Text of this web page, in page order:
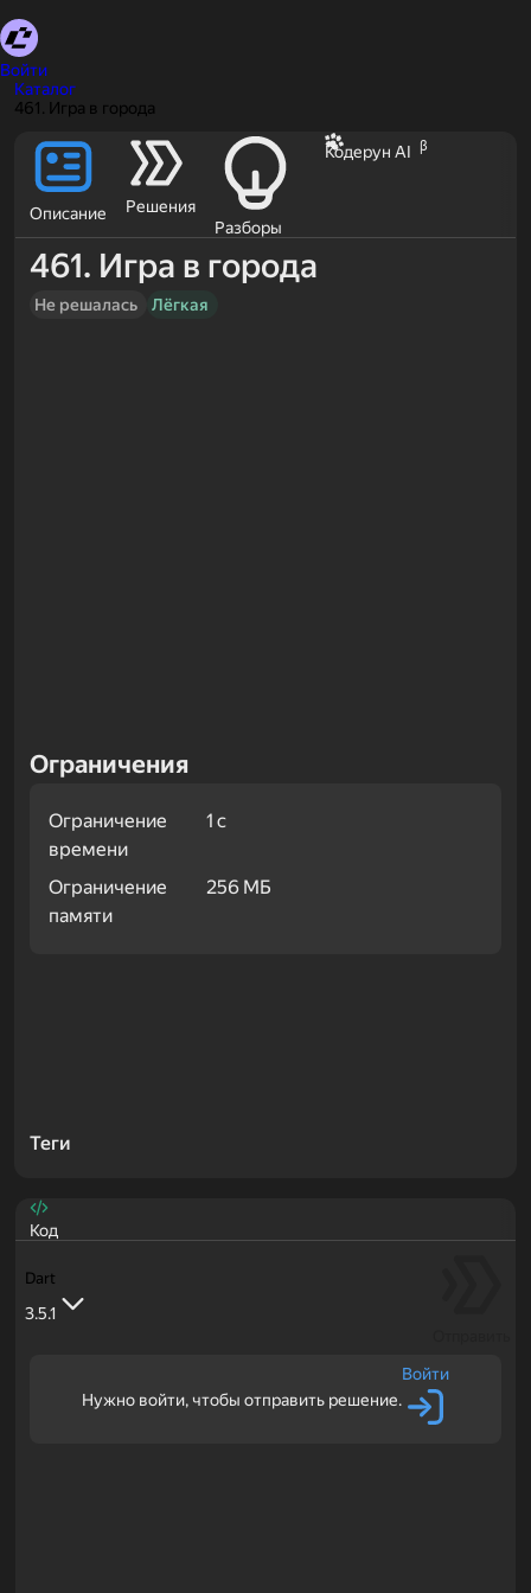
Войти
Каталог
461. Игра в города
Описание
Решения
Разборы
Кодерун AI β
461. Игра в города
Не решалась Лёгкая
Ограничения
Ограничение
времени
1 с
Ограничение
памяти
256 МБ
Теги
Код
Dart
3.5.1
Нужно войти, чтобы отправить решение.
Войти